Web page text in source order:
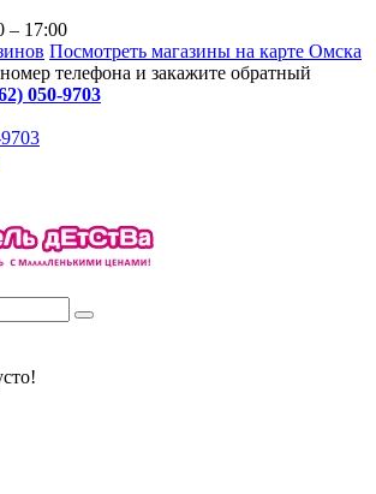
17:00
Посмотреть магазины на карте Омска
телефона и закажите обратный
050-9703